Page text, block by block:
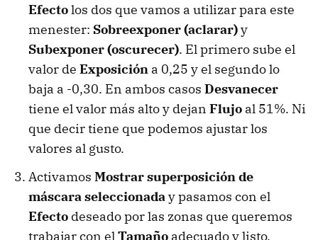
Efectolos dos que vamos a utilizar para este
menester: Sobreexponer (aclarar)y
Subexponer (oscurecer). El primero sube el
valor de Exposición a 0,25 y el segundo lo
baja a -0,30. En ambos casos Desvanecer
tiene el valor más alto y dejan Flujo al 51%. Ni
que decir tiene que podemos ajustar los
valores al gusto.
Activamos Mostrar superposición de
máscara seleccionaday pasamos con el
Efecto deseado por las zonas que queremos
trabajar con elTamaño adecuado y listo.